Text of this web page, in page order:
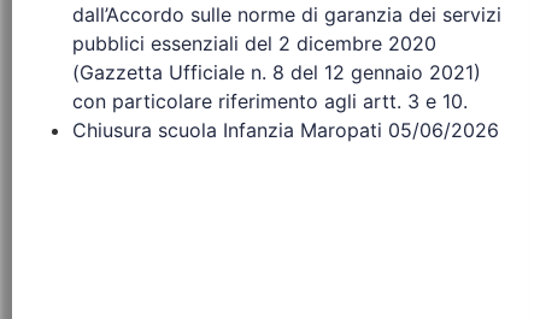
dall’Accordo sulle norme di garanzia dei servizi
pubblici essenziali del 2 dicembre 2020
(Gazzetta Ufficiale n. 8 del 12 gennaio 2021)
con particolare riferimento agli artt. 3 e 10.
Chiusura scuola Infanzia Maropati 05/06/2026